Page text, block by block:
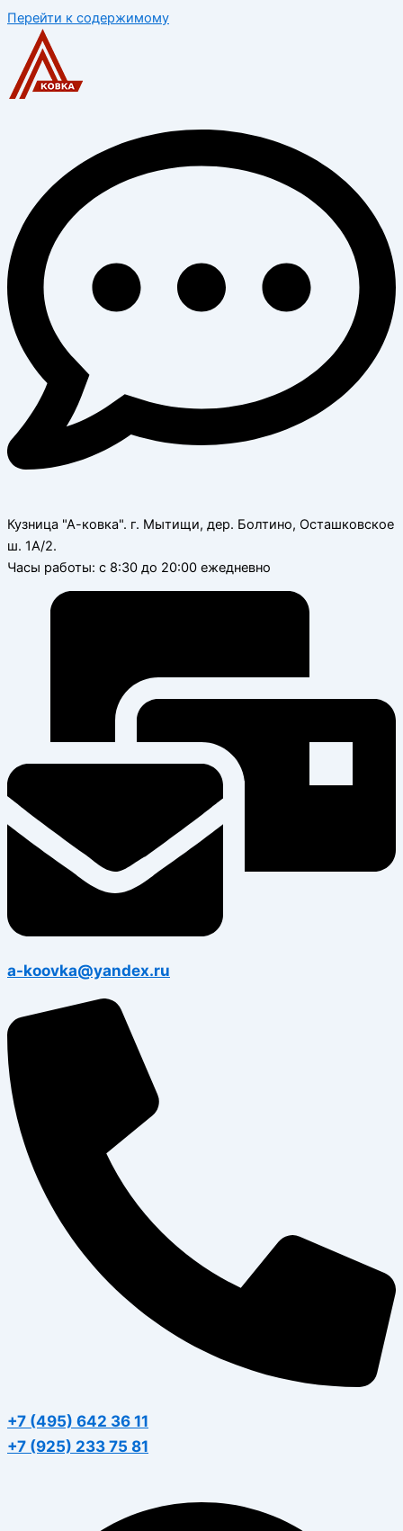
Перейти к содержимому
Кузница "А-ковка". г. Мытищи, дер. Болтино, Осташковское
ш. 1А/2.
Часы работы: с 8:30 до 20:00 ежедневно
a-koovka@yandex.ru
+7 (495) 642 36 11
+7 (925) 233 75 81